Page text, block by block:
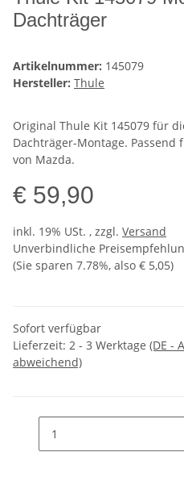
Dachträger
Artikelnummer: 145079
Hersteller: Thule
Original Thule Kit 145079 für
Dachträger-Montage. Passend
von Mazda.
€ 59,90
inkl. 19% USt. , zzgl. Versand
Unverbindliche
(Sie sparen 7.78%, also € 5,05)
Sofort verfügbar
Lieferzeit: 2 - 3 Werktage (DE -
abweichend)